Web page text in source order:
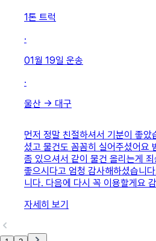
1톤 트럭
·
01월 19일 운송
·
울산 → 대구
먼저 정말 친절하셔서 기분이 좋
셨고 물건도 꼼꼼히 실어주셨어요
좀 있으셔서 같이 물건 올리는게
좋으시다고 엄청 감사해하셨습니
니다. 다음에 다시 꼭 이용할게요
자세히 보기